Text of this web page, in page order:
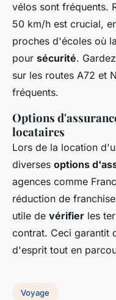
vélos sont fréquents.
50 km/h est crucial,
proches d'écoles où
pour sécurité.
sur les routes A72 et
fréquents.
Options
locataires
Lors de la location
diverses options
agences comme
réduction de
utile de vérifier les
contrat. Ceci garantit
d'esprit tout en
Voyage